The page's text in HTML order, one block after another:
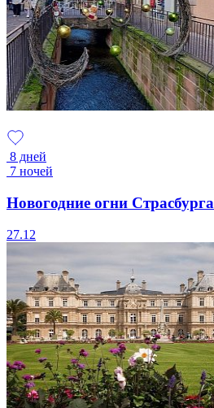
8 дней
7 ночей
Новогодние огни Страсбурга
27.12